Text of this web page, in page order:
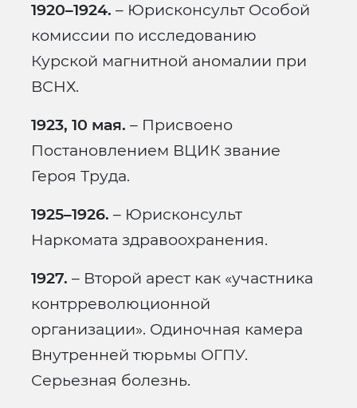
1920–1924. – Юрисконсульт Особой
комиссии по исследованию
Курской магнитной аномалии при
ВСНХ.
1923, 10 мая. – Присвоено
Постановлением ВЦИК звание
Героя Труда.
1925–1926. – Юрисконсульт
Наркомата здравоохранения.
1927. – Второй арест как «участника
контрреволюционной
организации». Одиночная камера
Внутренней тюрьмы ОГПУ.
Серьезная болезнь.